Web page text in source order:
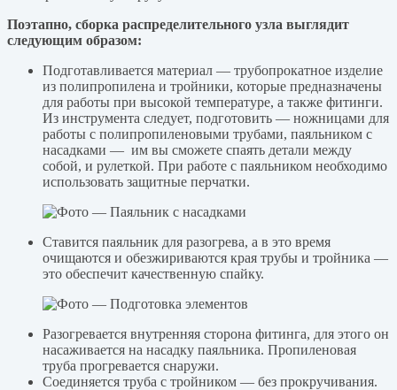
Поэтапно, сборка распределительного узла выглядит
следующим образом:
Подготавливается материал — трубопрокатное изделие
из полипропилена и тройники, которые предназначены
для работы при высокой температуре, а также фитинги.
Из инструмента следует, подготовить — ножницами для
работы с полипропиленовыми трубами, паяльником с
насадками — им вы сможете спаять детали между
собой, и рулеткой. При работе с паяльником необходимо
использовать защитные перчатки.
Ставится паяльник для разогрева, а в это время
очищаются и обезжириваются края трубы и тройника —
это обеспечит качественную спайку.
Разогревается внутренняя сторона фитинга, для этого он
насаживается на насадку паяльника. Пропиленовая
труба прогревается снаружи.
Соединяется труба с тройником — без прокручивания.